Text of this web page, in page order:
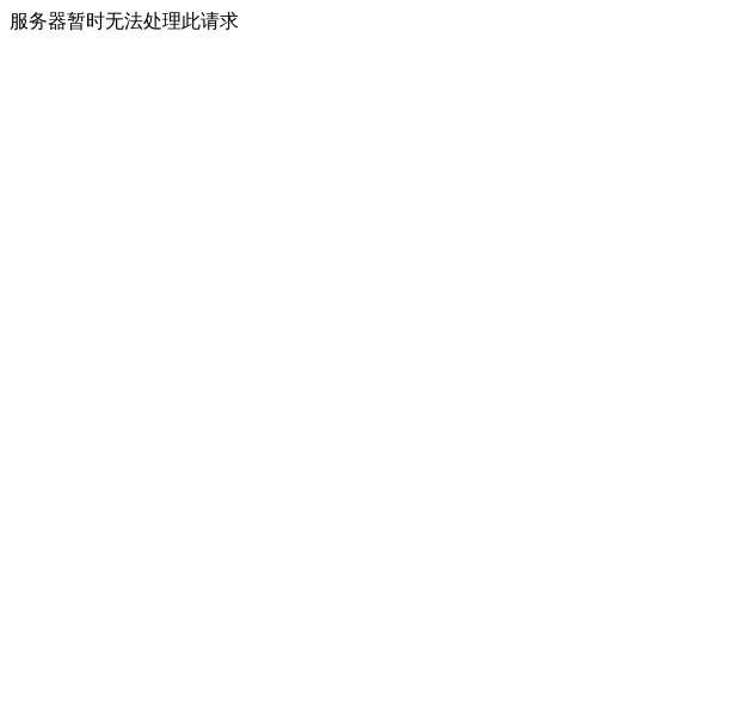
服务器暂时无法处理此请求